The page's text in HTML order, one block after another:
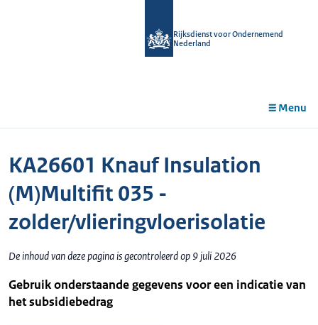
Rijksdienst voor Ondernemend
Nederland
Menu
KA26601 Knauf Insulation
(M)Multifit 035 -
zolder/vlieringvloerisolatie
De inhoud van deze pagina is gecontroleerd op 9 juli 2026
Gebruik onderstaande gegevens voor een indicatie van
het subsidiebedrag